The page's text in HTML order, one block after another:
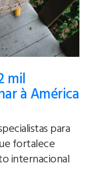
mil
à América
para
fortalece
internacional